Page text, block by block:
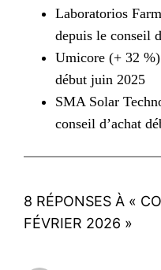
Laboratorios
depuis le conseil
Umicore (+ 32
début juin 2025
SMA Solar
conseil d’achat
8 RÉPONSES À «
FÉVRIER 2026 »